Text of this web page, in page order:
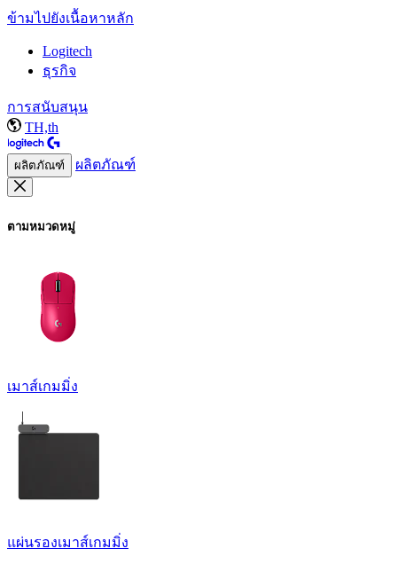
ข้ามไปยังเนื้อหาหลัก
Logitech
ธุรกิจ
การสนับสนุน
TH,th
ผลิตภัณฑ์ ผลิตภัณฑ์
ตามหมวดหมู่
เมาส์เกมมิ่ง
แผ่นรองเมาส์เกมมิ่ง